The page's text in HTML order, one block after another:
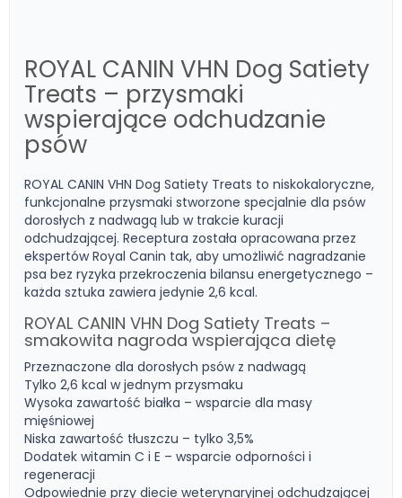
ROYAL CANIN VHN Dog Satiety
Treats – przysmaki
wspierające odchudzanie
psów
ROYAL CANIN VHN Dog Satiety Treats to niskokaloryczne,
funkcjonalne przysmaki stworzone specjalnie dla psów
dorosłych z nadwagą lub w trakcie kuracji
odchudzającej. Receptura została opracowana przez
ekspertów Royal Canin tak, aby umożliwić nagradzanie
psa bez ryzyka przekroczenia bilansu energetycznego –
każda sztuka zawiera jedynie 2,6 kcal.
ROYAL CANIN VHN Dog Satiety Treats –
smakowita nagroda wspierająca dietę
Przeznaczone dla dorosłych psów z nadwagą
Tylko 2,6 kcal w jednym przysmaku
Wysoka zawartość białka – wsparcie dla masy
mięśniowej
Niska zawartość tłuszczu – tylko 3,5%
Dodatek witamin C i E – wsparcie odporności i
regeneracji
Odpowiednie przy diecie weterynaryjnej odchudzającej